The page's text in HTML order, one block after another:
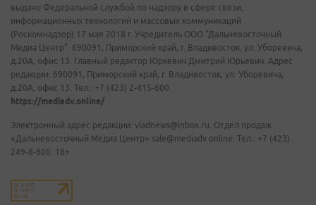
выдано Федеральной службой по надзору в сфере связи,
информационных технологий и массовых коммуникаций
(Роскомнадзор) 17 мая 2018 г. Учредитель ООО "Дальневосточный
Медиа Центр". 690091, Приморский край, г. Владивосток, ул. Уборевича,
д.20А, офис 13. Главный редактор Юркевич Дмитрий Юрьевич. Адрес
редакции: 690091, Приморский край, г. Владивосток, ул. Уборевича,
д.20А, офис 13. Тел.: +7 (423) 2-415-600.
https://mediadv.online/
Электронный адрес редакции: vladnews@inbox.ru. Отдел продаж
«Дальневосточный Медиа Центр» sale@mediadv.online. Тел.: +7 (423)
249-8-800. 18+